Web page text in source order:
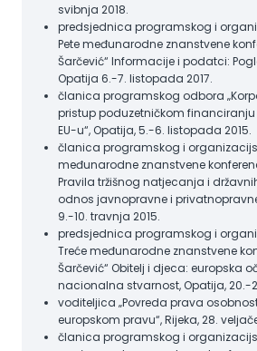
svibnja 2018.
predsjednica programskog i
Pete međunarodne znanstvene
Šarčević“ Informacije i podatci:
Opatija 6.-7. listopada 2017.
članica programskog odbora
pristup poduzetničkom
EU-u“, Opatija, 5.-6. listopada 2015.
članica programskog i
međunarodne znanstvene
Pravila tržišnog natjecanja i
odnos javnopravne i
9.-10. travnja 2015.
predsjednica programskog i
Treće međunarodne znanstvene
Šarčević“ Obitelj i djeca: europska
nacionalna stvarnost, Opatija, 20.-
voditeljica „Povreda prava
europskom pravu“, Rijeka, 28.
članica programskog i